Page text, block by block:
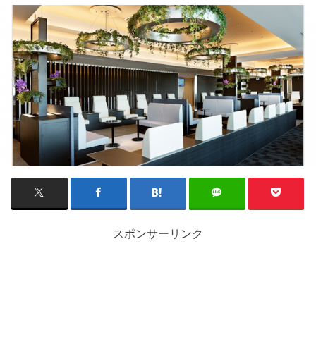
スポンサーリンク